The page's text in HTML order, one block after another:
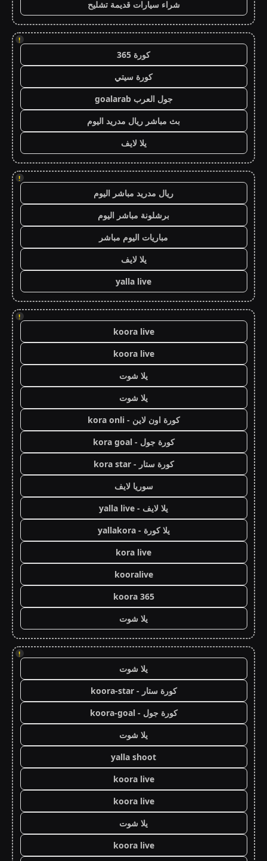
شراء سيارات قديمة تشليح
!
كورة 365
كورة سيتي
جول العرب goalarab
بث مباشر ريال مدريد اليوم
يلا لايف
!
ريال مدريد مباشر اليوم
برشلونة مباشر اليوم
مباريات اليوم مباشر
يلا لايف
yalla live
!
koora live
koora live
يلا شوت
يلا شوت
كورة اون لاين - kora onli
كورة جول - kora goal
كورة ستار - kora star
سوريا لايف
يلا لايف - yalla live
يلا كورة - yallakora
kora live
kooralive
koora 365
يلا شوت
!
يلا شوت
كورة ستار - koora-star
كورة جول - koora-goal
يلا شوت
yalla shoot
koora live
koora live
يلا شوت
koora live